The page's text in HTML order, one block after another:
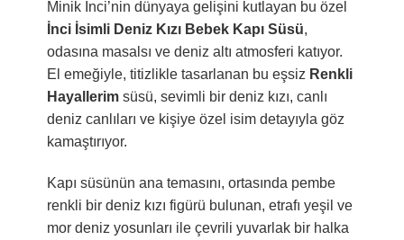
Minik İnci’nin dünyaya gelişini kutlayan bu özel
İnci İsimli Deniz Kızı Bebek Kapı Süsü,
odasına masalsı ve deniz altı atmosferi katıyor.
El emeğiyle, titizlikle tasarlanan bu eşsiz Renkli
Hayallerimsüsü, sevimli bir deniz kızı, canlı
deniz canlıları ve kişiye özel isim detayıyla göz
kamaştırıyor.
Kapı süsünün ana temasını, ortasında pembe
renkli bir deniz kızı figürü bulunan, etrafı yeşil ve
mor deniz yosunları ile çevrili yuvarlak bir halka